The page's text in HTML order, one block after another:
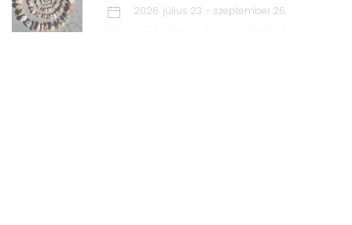
2026. július 23. - szeptember 26.